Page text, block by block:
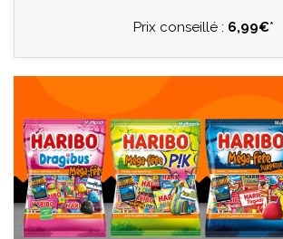
Prix conseillé : 6,99€*